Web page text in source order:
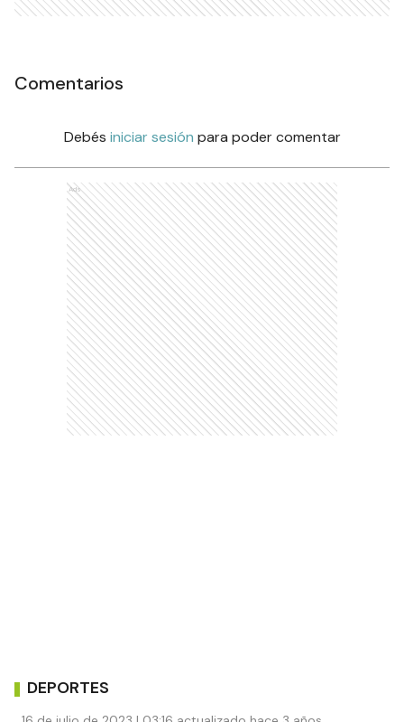
Comentarios
Debés iniciar sesión para poder comentar
Ads
DEPORTES